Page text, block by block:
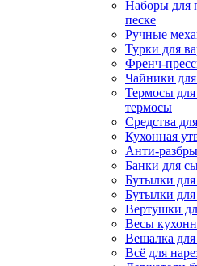
Наборы для
песке
Ручные
Турки для
Френч-
Чайники
Термосы
термосы
Средства
Кухонная
Анти-
Банки для
Бутылки
Бутылки для
Вертушки
Весы
Вешалка
Всё для